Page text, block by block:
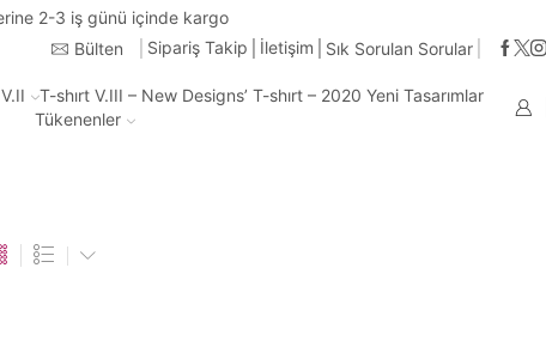
2-3 iş günü içinde kargo
Bülten Sipariş Takip İletişim Sık Sorulan Sorular
T-shırt V.III – New Designs’ T-shırt – 2020 Yeni Tasarımlar
Tükenenler